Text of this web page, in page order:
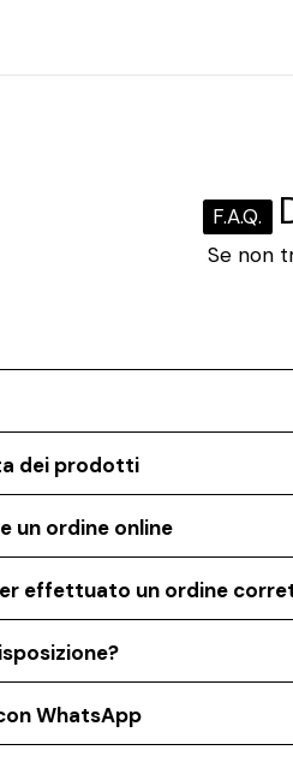
F.A.Q.
Se non
dei prodotti
un ordine online
effettuato un ordine
WhatsApp